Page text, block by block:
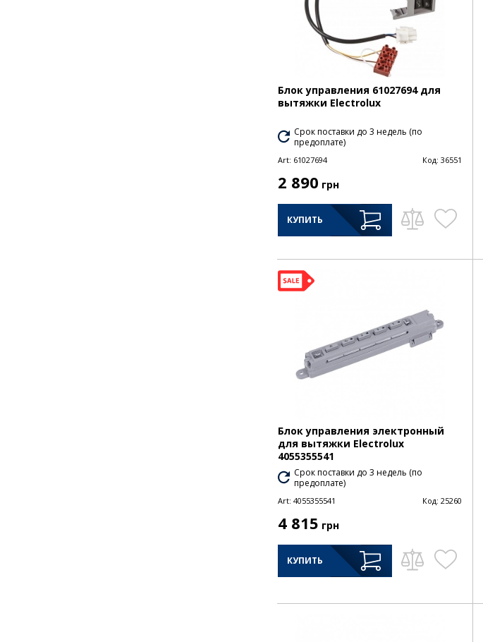
Блок управления 61027694 для
вытяжки Electrolux
Срок поставки до 3 недель (по
предоплате)
Art: 61027694 Код: 36551
2 890 грн
КУПИТЬ
Блок управления электронный
для вытяжки Electrolux
4055355541
Срок поставки до 3 недель (по
предоплате)
Art: 4055355541 Код: 25260
4 815 грн
КУПИТЬ